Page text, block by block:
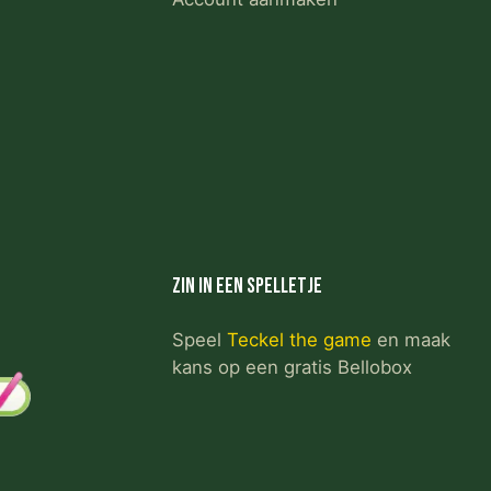
Zin in een spelletje
Speel Teckel the game en maak
kans op een gratis Bellobox